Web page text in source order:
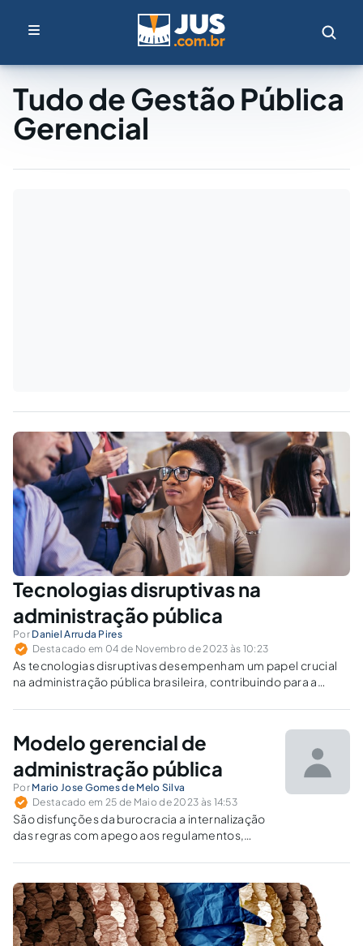
Tudo de Gestão Pública
Gerencial
Tecnologias disruptivas na
administração pública
Por Daniel Arruda Pires
Destacado em 04 de Novembro de 2023 às 10:23
As tecnologias disruptivas desempenham um papel crucial
na administração pública brasileira, contribuindo para a
Modelo gerencial de
administração pública
Por Mario Jose Gomes de Melo Silva
Destacado em 25 de Maio de 2023 às 14:53
São disfunções da burocracia a internalização
das regras com apego aos regulamentos,
resistência às mudanças e dificuldade no
atendimento a clientes e conflitos com o
público.